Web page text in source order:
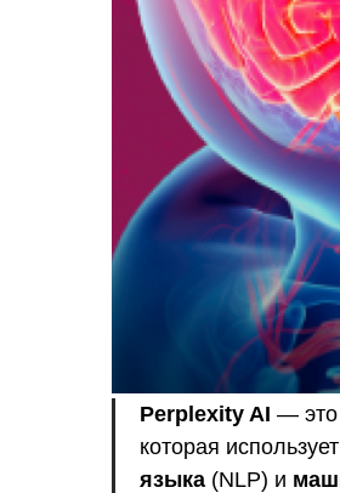
Perplexity AI — это
которая
языка (NLP) и